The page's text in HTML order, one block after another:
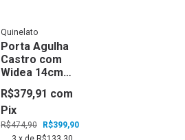
Quinelato
Porta Agulha
Castro com
Widea 14cm
Qw.300.14 -
Quinelato
R$474,90 R$399,90
R$379,91 com
Pix